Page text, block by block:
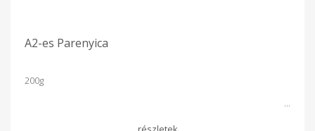
A2-es Parenyica
200g